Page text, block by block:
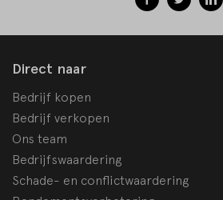
Direct naar
Bedrijf kopen
Bedrijf verkopen
Ons team
Bedrijfswaardering
Schade- en conflictwaardering